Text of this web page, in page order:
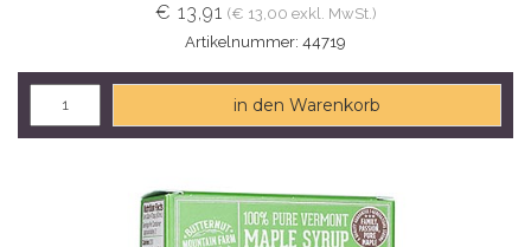
€ 13,91 (€ 13,00 exkl. MwSt.)
Artikelnummer: 44719
in den Warenkorb